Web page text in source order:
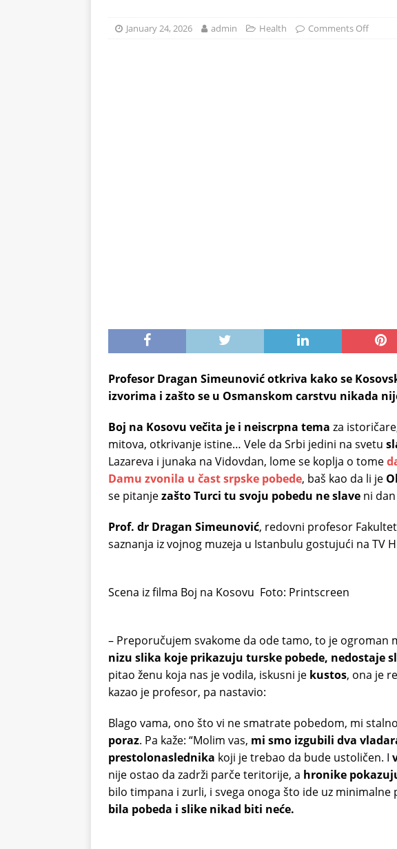
January 24, 2026 admin Health Comments Off
Profesor Dragan Simeunović otkriva kako se
izvorima i zašto se u Osmanskom carstvu nikada
Boj na Kosovu večita je i neiscrpna tema za
mitova, otkrivanje istine… Vele da Srbi jedini na svetu
Lazareva i junaka na Vidovdan, lome se koplja o tome
Damu zvonila u čast srpske pobede, baš kao da li je
se pitanjezašto Turci tu svoju pobedu ne slave ni
Prof. dr Dragan Simeunović, redovni profesor
saznanja iz vojnog muzeja u Istanbulu gostujući na TV
Scena iz filma Boj na Kosovu Foto: Printscreen
– Preporučujem svakome da ode tamo, to je ogroman
nizu slika koje prikazuju turske pobede, nedostaje
pitao ženu koja nas je vodila, iskusni je kustos, ona je
kazao je profesor, pa nastavio:
Blago vama, ono što vi ne smatrate pobedom, mi
poraz. Pa kaže: “Molim vas, mi smo izgubili dva
prestolonaslednika koji je trebao da bude ustoličen. I
nije ostao da zadrži parče teritorije, a hronike
bilo timpana i zurli, i svega onoga što ide uz minimalne
bila pobeda i slike nikad biti neće.